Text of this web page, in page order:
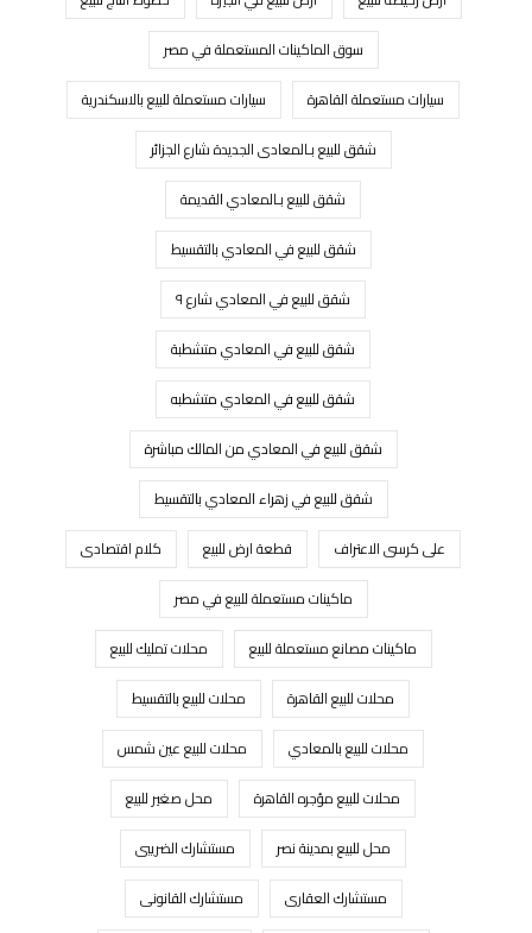
سوق الماكينات المستعملة في مصر
سيارات مستعملة القاهرة
سيارات مستعملة للبيع بالاسكندرية
شقق للبيع بـالمعادى الجديدة شارع الجزائر
شقق للبيع بـالمعادي القديمة
شقق للبيع في المعادي بالتقسيط
شقق للبيع في المعادي شارع ٩
شقق للبيع في المعادي متشطبة
شقق للبيع في المعادي متشطبه
شقق للبيع في المعادي من المالك مباشرة
شقق للبيع في زهراء المعادي بالتقسيط
على كرسى الاعتراف
قطعة ارض للبيع
كلام اقتصادى
ماكينات مستعملة للبيع في مصر
ماكينات مصانع مستعملة للبيع
محلات تمليك للبيع
محلات للبيع القاهرة
محلات للبيع بالتقسيط
محلات للبيع بالمعادي
محلات للبيع عين شمس
محلات للبيع مؤجره القاهرة
محل صغير للبيع
محل للبيع بمدينة نصر
مستشارك الضريبى
مستشارك العقارى
مستشارك القانونى